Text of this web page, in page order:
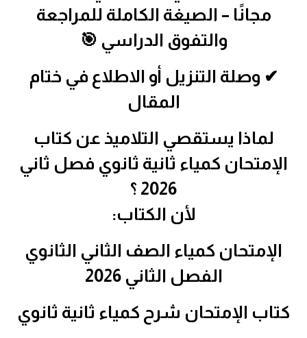
مجانًا – الصيغة الكاملة للمراجعة
والتفوق الدراسي 🎯
✔ وصلة التنزيل أو الاطلاع في ختام
المقال
لماذا يستقصي التلاميذ عن كتاب
الإمتحان كمياء ثانية ثانوي فصل ثاني
2026 ؟
لأن الكتاب:
الإمتحان كمياء الصف الثاني الثانوي
الفصل الثاني 2026
كتاب الإمتحان شرح كمياء ثانية ثانوي